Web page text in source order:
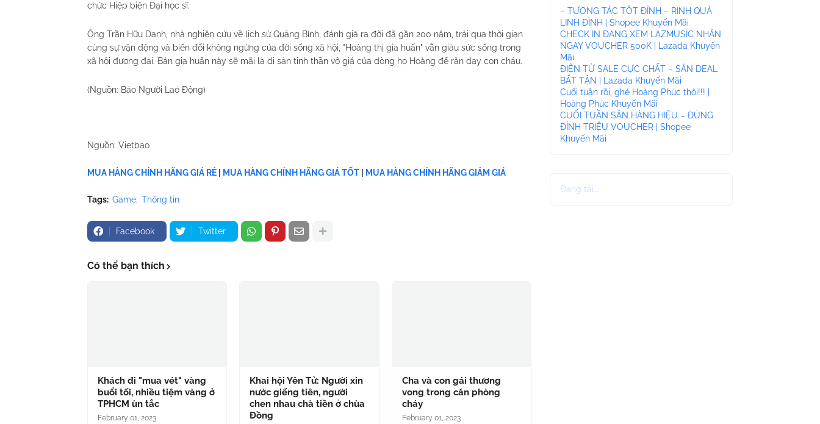
chức Hiệp biện Đại học sĩ.
Ông Trần Hữu Danh, nhà nghiên cứu về lịch sử Quảng Bình, đánh giá ra đời đã gần 200 năm, trải qua thời gian
cùng sự vận động và biến đổi không ngừng của đời sống xã hội, "Hoàng thị gia huấn" vẫn giàu sức sống trong
xã hội đương đại. Bản gia huấn này sẽ mãi là di sản tinh thần vô giá của dòng họ Hoàng để răn dạy con cháu.
(Nguồn: Báo Người Lao Động)
Nguồn: Vietbao
MUA HÀNG CHÍNH HÃNG GIÁ RẺ MUA HÀNG CHÍNH HÃNG GIÁ TỐT MUA HÀNG CHÍNH HÃNG GIẢM GIÁ
Tags: Game Thông tin
Facebook Twitter
Có thể bạn thích
Khách đi "mua vét" vàng
buổi tối, nhiều tiệm vàng ở
TPHCM ùn tắc
February 01, 2023
Khai hội Yên Tử: Người xin
nước giếng tiên, người
chen nhau chà tiền ở chùa
Đồng
Cha và con gái thương
vong trong căn phòng
cháy
February 01, 2023
– TƯƠNG TÁC TỘT ĐỈNH – RINH QUÀ
LINH ĐÌNH | Shopee Khuyến Mãi
CHECK IN ĐANG XEM LAZMUSIC NHẬN
NGAY VOUCHER 500K | Lazada Khuyến
Mãi
ĐIỆN TỬ SALE CỰC CHẤT – SĂN DEAL
BẤT TẬN | Lazada Khuyến Mãi
Cuối tuần rồi, ghé Hoàng Phúc thôi!!! |
Hoàng Phúc Khuyến Mãi
CUỐI TUẦN SĂN HÀNG HIỆU – ĐỦNG
ĐỈNH TRIỆU VOUCHER | Shopee
Khuyến Mãi
Đang tải...